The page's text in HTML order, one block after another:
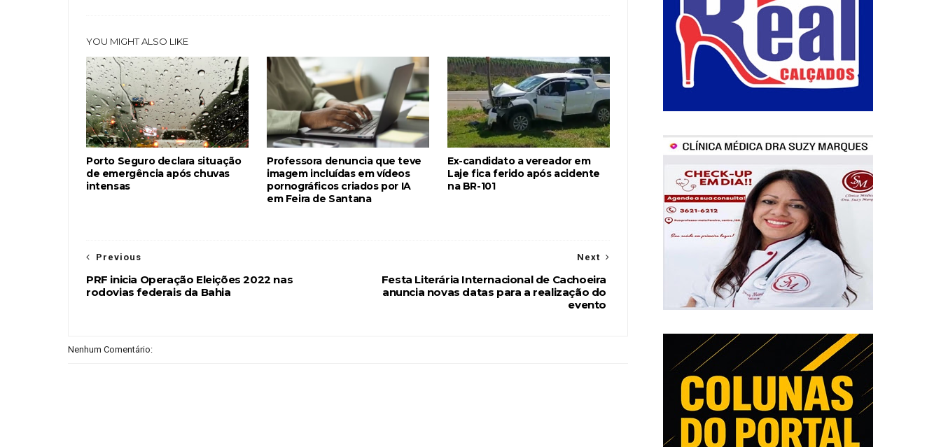
YOU MIGHT ALSO LIKE
Porto Seguro declara situação
de emergência após chuvas
intensas
Professora denuncia que teve
imagem incluídas em vídeos
pornográficos criados por IA
em Feira de Santana
Ex-candidato a vereador em
Laje fica ferido após acidente
na BR-101
Next
Festa Literária Internacional de Cachoeira
anuncia novas datas para a realização do
evento
Previous
PRF inicia Operação Eleições 2022 nas
rodovias federais da Bahia
Nenhum Comentário: